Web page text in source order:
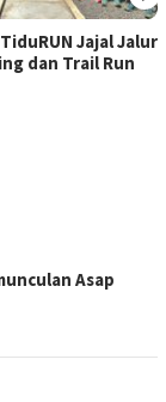
Jajal Jalur
dan Trail Run
Asap